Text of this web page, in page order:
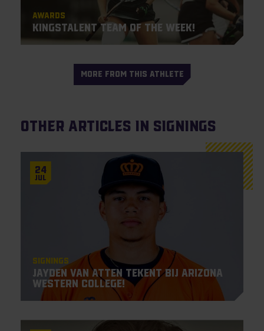
Awards
KingsTalent Team of the Week!
MORE FROM THIS ATHLETE
Other articles in Signings
24
Jul
Signings
Jayden Van Atten tekent bij Arizona
Western College!